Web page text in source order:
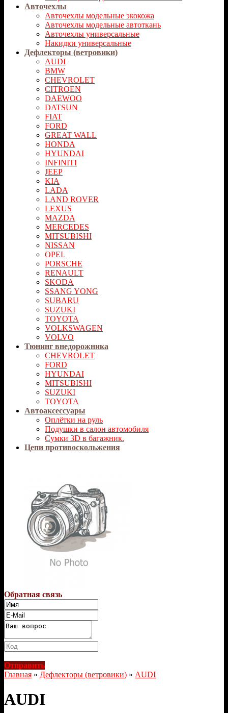
Авточехлы
Авточехлы модельные экокожа
Авточехлы модельные автоткань
Авточехлы универсальные
Накидки универсальные
Дефлекторы (ветровики)
AUDI
BMW
CHEVROLET
CITROEN
DAEWOO
DATSUN
FIAT
FORD
GREAT WALL
HONDA
HYUNDAI
INFINITI
JEEP
KIA
LADA
LAND ROVER
LEXUS
MAZDA
MERCEDES
MITSUBISHI
NISSAN
OPEL
PORSCHE
RENAULT
SKODA
SSANG YONG
SUBARU
SUZUKI
TOYOTA
VOLKSWAGEN
VOLVO
Тюнинг внедорожника
CHEVROLET
FORD
HYUNDAI
MITSUBISHI
SUZUKI
TOYOTA
Автоаксессуары
Оплётки на руль
Подушки в салон автомобиля
Сумки 3D в багажник.
Цепи противоскольжения
Обратная связь
Отправить
Главная » Дефлекторы (ветровики) » AUDI
AUDI